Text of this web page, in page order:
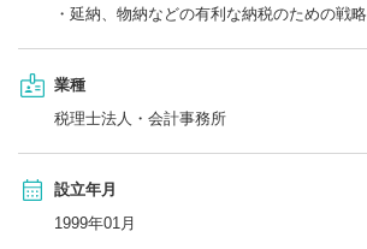
・延納、物納などの有利な納税のための戦略
業種
税理士法人・会計事務所
設立年月
1999年01月